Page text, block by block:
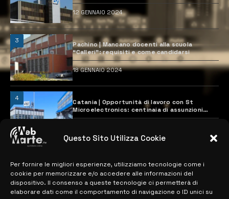
Questo Sito Utilizza Cookie
Per fornire le migliori esperienze, utilizziamo tecnologie come i
cookie per memorizzare e/o accedere alle informazioni del
dispositivo. Il consenso a queste tecnologie ci permetterà di
elaborare dati come il comportamento di navigazione o ID unici su
12 GENNAIO 2024
3
Pachino | Mancano docenti alla scuola
“Calleri”: requisiti e come candidarsi
18 GENNAIO 2024
4
Catania | Opportunità di lavoro con St
Microelectronics: centinaia di assunzioni
previste
MAPPA DEL SITO
> NOTIZIE